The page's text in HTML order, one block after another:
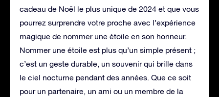
cadeau de Noël le plus unique de 2024 et que vous
pourrez surprendre votre proche avec l’expérience
magique de nommer une étoile en son honneur.
Nommer une étoile est plus qu’un simple présent ;
c’est un geste durable, un souvenir qui brille dans
le ciel nocturne pendant des années. Que ce soit
pour un partenaire, un ami ou un membre de la